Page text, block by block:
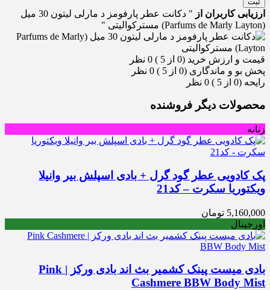
ارزیابی کاربران از
" دکانت عطر پارفومز د مارلی لیتون 30 میل
(Parfums de Marly Layton) مسترکوالیتی "
قیمت و ارزش خرید (0 از 5 )
0 نظر
پخش بو و ماندگاری (0 از 5 )
0 نظر
رایحه (0 از 5 )
0 نظر
محصولات دیگر فروشنده
زنانه
پک کادویی عطر گود گرل + بادی اسپلش بیر وانیلا
ویکتوریا سکرت – کد21
5,160,000 تومان
اورجینال
بادی میست پینک کشمیر بث اند بادی ورکز | Pink
Cashmere BBW Body Mist